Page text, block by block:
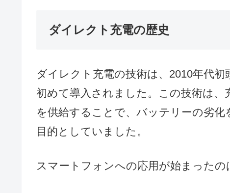
ダイレクト充電の歴史
ダイレクト充電の技術は、2010年代
初めて導入されました。この技術は
を供給することで、バッテリーの劣
目的としていました。
スマートフォンへの応用が始まったの